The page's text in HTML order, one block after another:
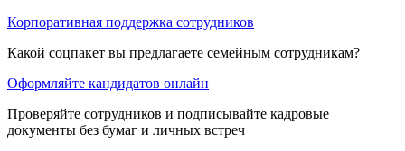
Корпоративная поддержка сотрудников
Какой соцпакет вы предлагаете семейным сотрудникам?
Оформляйте кандидатов онлайн
Проверяйте сотрудников и подписывайте кадровые
документы без бумаг и личных встреч